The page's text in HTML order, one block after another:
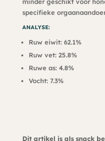
minder geschikt voor
specifieke
ANALYSE:
Ruw eiwit: 62.1%
Ruw vet: 25.8%
Ruwe as: 4.8%
Vocht: 7.3%
Dit artikel is als snack